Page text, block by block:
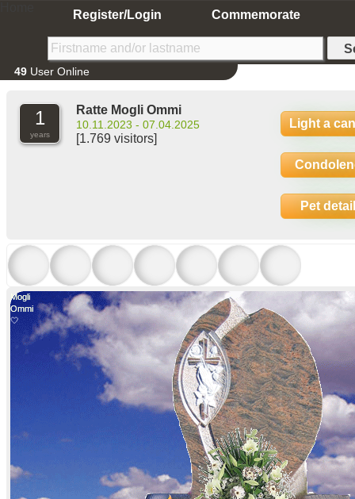
Register/Login Commemorate
49 User Online
1
years
Ratte Mogli Ommi
10.11.2023 - 07.04.2025
[1.769 visitors]
Light a
Pet
Mogli
Ommi
Mogli
Ommi
🤍